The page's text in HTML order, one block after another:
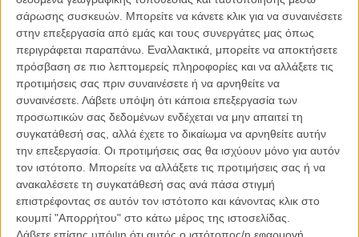
σάρωσης συσκευών. Μπορείτε να κάνετε κλικ για να συναινέσετε
στην επεξεργασία από εμάς και τους συνεργάτες μας όπως
περιγράφεται παραπάνω. Εναλλακτικά, μπορείτε να αποκτήσετε
πρόσβαση σε πιο λεπτομερείς πληροφορίες και να αλλάξετε τις
προτιμήσεις σας πριν συναινέσετε ή να αρνηθείτε να
συναινέσετε. Λάβετε υπόψη ότι κάποια επεξεργασία των
προσωπικών σας δεδομένων ενδέχεται να μην απαιτεί τη
συγκατάθεσή σας, αλλά έχετε το δικαίωμα να αρνηθείτε αυτήν
την επεξεργασία. Οι προτιμήσεις σας θα ισχύουν μόνο για αυτόν
τον ιστότοπο. Μπορείτε να αλλάξετε τις προτιμήσεις σας ή να
ανακαλέσετε τη συγκατάθεσή σας ανά πάσα στιγμή
επιστρέφοντας σε αυτόν τον ιστότοπο και κάνοντας κλικ στο
κουμπί "Απορρήτου" στο κάτω μέρος της ιστοσελίδας.
και εμπιστεύονται για το απολαυστικό βίντεο κλιπ του τον Ιντρις
Ελμπα, τον Βρετανό μαύρο ηθοποιό που έγινε γνωστός από την
τηλεόραση (Χρυσή Σφαίρα και Υποψηφιότητα για βραβείο Εμμυ για
το «Luther») και έχει πρωταγωνιστήσει μέχρι σήμερα από το
«American Gangster» του Μάικλ Μαν μέχρι τον «Προμηθέα» του
Ρίντλεϊ Σκοτ.
Δείτε το παρακάτω και δυναμώστε τη φωνή. Δεν υπάρχει κανένας
άλλος τρόπος για να το λατρέψετε...